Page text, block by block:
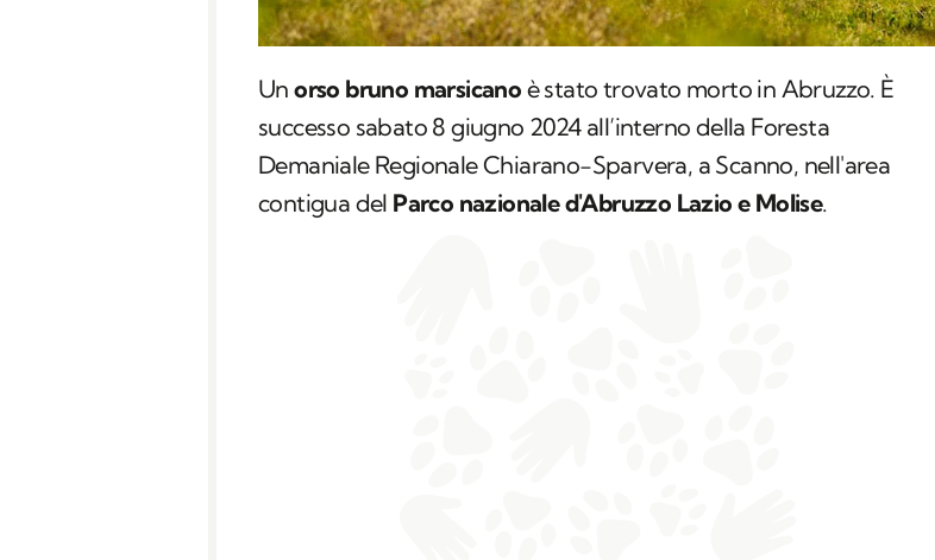
Unorso bruno marsicano è stato trovato morto in Abruzzo. È
successo sabato 8 giugno 2024 all’interno della Foresta
Demaniale Regionale Chiarano-Sparvera, a Scanno, nell'area
contigua del Parco nazionale d'Abruzzo Lazio e Molise.